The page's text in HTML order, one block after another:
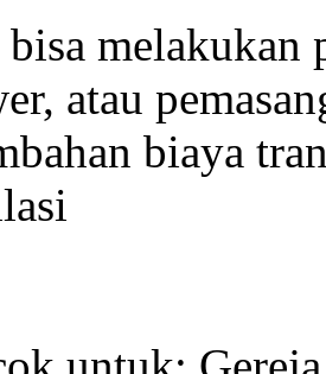
melakukan
atau
biaya